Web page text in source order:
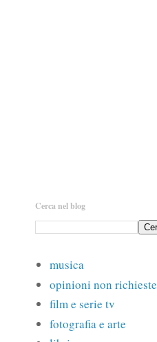
Cerca nel blog
musica
opinioni non richieste
film e serie tv
fotografia e arte